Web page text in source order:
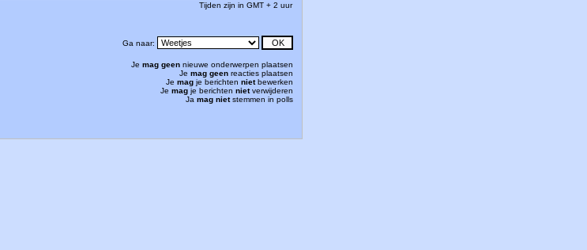
Tijden zijn in GMT + 2 uur
Ga naar:
Je mag geen nieuwe onderwerpen plaatsen
Je mag geen reacties plaatsen
Je mag je berichten nietbewerken
Je mag je berichten nietverwijderen
Ja mag nietstemmen in polls